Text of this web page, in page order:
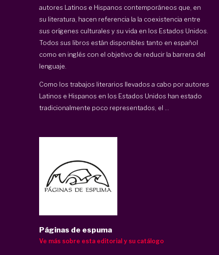
autores Latinos e Hispanos contemporáneos que, en
su literatura, hacen referencia la la coexistencia entre
sus orígenes culturales y su vida en los Estados Unidos.
Todos sus libros están disponibles tanto en español
como en inglés con el objetivo de reducir la barrera del
lenguaje.
Como los trabajos literarios llevados a cabo por autores
Latinos e Hispanos en los Estados Unidos han estado
tradicionalmente poco representados, el ...
Páginas de espuma
Ve más sobre esta editorial y su catálogo